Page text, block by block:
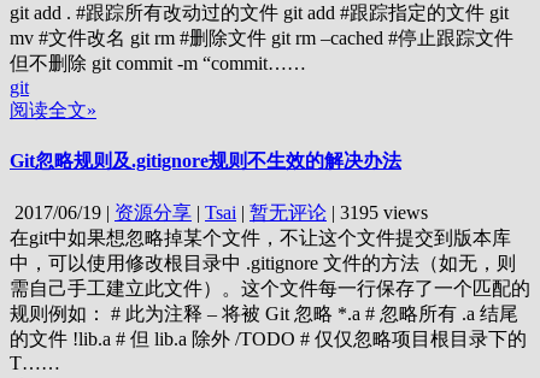
git add . #跟踪所有改动过的文件 git add #跟踪指定的文件 git
mv #文件改名 git rm #删除文件 git rm –cached #停止跟踪文件
但不删除 git commit -m “commit……
git
阅读全文»
Git忽略规则及.gitignore规则不生效的解决办法
2017/06/19 | 资源分享 | Tsai | 暂无评论 | 3195 views
在git中如果想忽略掉某个文件，不让这个文件提交到版本库
中，可以使用修改根目录中 .gitignore 文件的方法（如无，则
需自己手工建立此文件）。这个文件每一行保存了一个匹配的
规则例如： # 此为注释 – 将被 Git 忽略 *.a # 忽略所有 .a 结尾
的文件 !lib.a # 但 lib.a 除外 /TODO # 仅仅忽略项目根目录下的
T……